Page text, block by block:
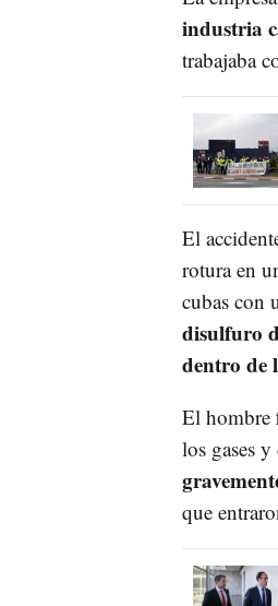
industria
trabajaba
El
rotura en
cubas con
disulfuro
dentro de
El hombre
los gases
que